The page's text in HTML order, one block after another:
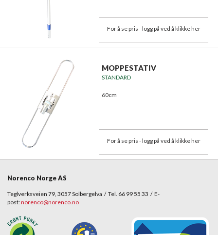
For å se pris - logg på ved å klikke her
MOPPESTATIV
STANDARD
60cm
For å se pris - logg på ved å klikke her
Norenco Norge AS
Teglverksveien 79, 3057 Solbergelva / Tel. 66 99 55 33 / E-
post:norenco@norenco.no